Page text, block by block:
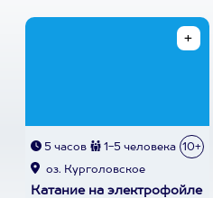
5 часов 1-5 человека 10+
оз. Курголовское
Катание на электрофойле